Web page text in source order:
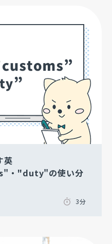
英
"duty"の使い分
3分